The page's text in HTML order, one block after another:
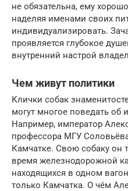
не обязательна, ему
наделяя именами своих
индивидуализировать.
проявляется глубокое
внутренний настрой
Чем живут политики
Клички собак
могут многое поведать об
Например, император
профессора МГУ
Камчатке. Свою собаку он
время железнодорожной
находящихся в одном
только Камчатка. О чём